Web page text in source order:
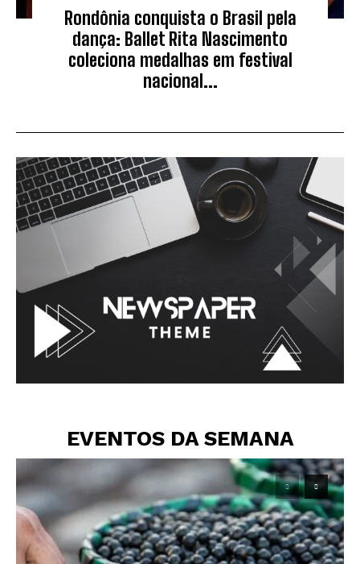
Rondônia conquista o Brasil pela
dança: Ballet Rita Nascimento
coleciona medalhas em festival
nacional...
EVENTOS DA SEMANA